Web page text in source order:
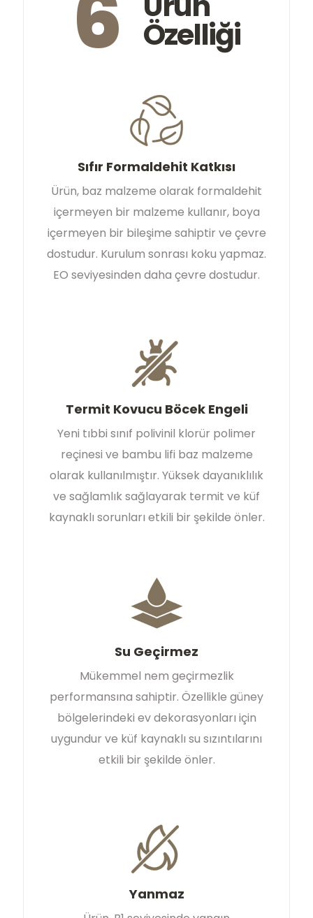
Özelliği
Sıfır Formaldehit Katkısı
Ürün, baz malzeme olarak formaldehit
içermeyen bir malzeme kullanır, boya
içermeyen bir bileşime sahiptir ve çevre
dostudur. Kurulum sonrası koku yapmaz.
EO seviyesinden daha çevre dostudur.
Termit Kovucu Böcek Engeli
Yeni tıbbi sınıf polivinil klorür polimer
reçinesi ve bambu lifi baz malzeme
olarak kullanılmıştır. Yüksek dayanıklılık
ve sağlamlık sağlayarak termit ve küf
kaynaklı sorunları etkili bir şekilde önler.
Su Geçirmez
Mükemmel nem geçirmezlik
performansına sahiptir. Özellikle güney
bölgelerindeki ev dekorasyonları için
uygundur ve küf kaynaklı su sızıntılarını
etkili bir şekilde önler.
Yanmaz